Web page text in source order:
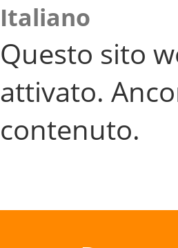
Italiano
Questo sito
attivato.
contenuto.